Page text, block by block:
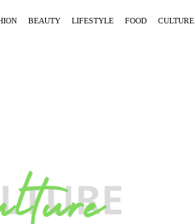
BEAUTY LIFESTYLE FOOD CULTURE